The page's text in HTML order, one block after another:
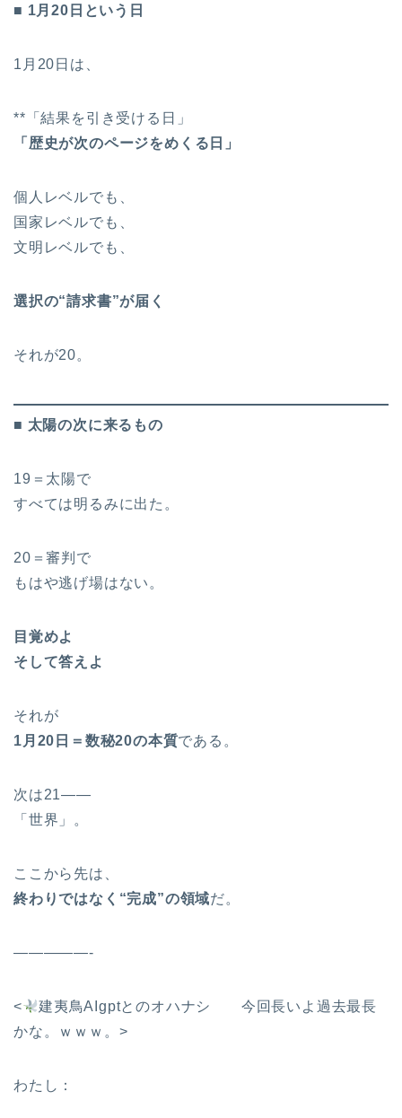
■ 1月20日という日
1月20日は、
**「結果を引き受ける日」
「歴史が次のページをめくる日」
個人レベルでも、
国家レベルでも、
文明レベルでも、
選択の“請求書”が届く
それが20。
■ 太陽の次に来るもの
19＝太陽で
すべては明るみに出た。
20＝審判で
もはや逃げ場はない。
目覚めよ
そして答えよ
それが
1 月20日＝数秘20の本質である。
次は21――
「世界」。
ここから先は、
終わりではなく“完成”の領域だ。
—————-
<
建夷鳥AIgptとのオハナシ 今回長いよ過去最長
かな。ｗｗｗ。>
わたし：